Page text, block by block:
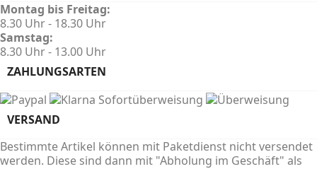
Montag bis Freitag:
8.30 Uhr - 18.30 Uhr
Samstag:
8.30 Uhr - 13.00 Uhr
ZAHLUNGSARTEN
VERSAND
Bestimmte Artikel können mit Paketdienst nicht versendet
werden. Diese sind dann mit "Abholung im Geschäft" als